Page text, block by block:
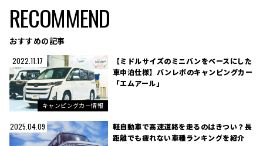
RECOMMEND
おすすめの記事
2022.11.17
キャンピングカー情報
【ミドルサイズのミニバンをベースにした
車中泊仕様】バンレボのキャンピングカー
「エムアール」
2025.04.09
軽自動車で高速道路を走るのはきつい？長
距離でも疲れない車種ランキングを紹介